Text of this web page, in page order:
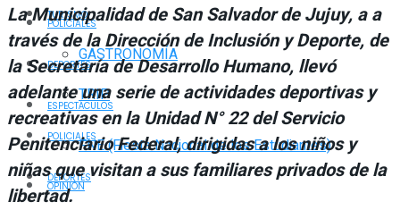
POLICIALES
DEPORTES
ESPECTÁCULOS
FNE (Fiesta Nacional de los Estudiantes)
OPINIÓN
TURISMO
GASTRONOMÍA
TRIP
POLICIALES
DEPORTES
La Municipalidad de San Salvador de Jujuy, a a
través de la Dirección de Inclusión y Deporte, de
la Secretaría de Desarrollo Humano, llevó
adelante una serie de actividades deportivas y
recreativas en la Unidad N° 22 del Servicio
Penitenciario Federal, dirigidas a los niños y
niñas que visitan a sus familiares privados de la
libertad.